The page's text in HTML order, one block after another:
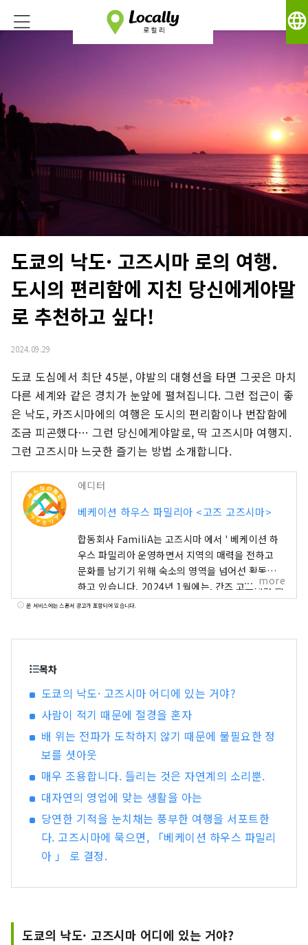
language
도쿄의 낙도· 고즈시마 로의 여행.
도시의 편리함에 지친 당신에게야말
로 추천하고 싶다!
2024.09.29
도쿄 도심에서 최단 45분, 야발의 대형선을 타면 그곳은 마치
다른 세계와 같은 경치가 눈앞에 펼쳐집니다. 그런 접근이 좋
은 낙도, 카즈시마에의 여행은 도시의 편리함이나 번잡함에
조금 피곤했다… 그런 당신에게야말로, 딱 고즈시마 여행지.
그런 고즈시마 느긋한 즐기는 방법 소개합니다.
에디터
베케이션 하우스 파밀리아 <고즈 고즈시마>
합동회사 FamiliA는 고즈시마 에서 ' 베케이션 하
우스 파밀리아 운영하면서 지역의 매력을 전하고
문화를 남기기 위해 숙소의 영역을 넘어선 활동을
하고 있습니다. 2024년 1월에는, 간즈 고즈시마 의
관광 앱【마루 고즈시마! 여행 마에에서 섬을 잘 알
목표로 하고 있습니다.
more
본 서비스에는 스폰서 광고가 포함되어 있습니다.
목차
도쿄의 낙도· 고즈시마 어디에 있는 거야?
사람이 적기 때문에 절경을 혼자
배 위는 전파가 도착하지 않기 때문에 불필요한 정
보를 셧아웃
매우 조용합니다. 들리는 것은 자연계의 소리뿐.
대자연의 영업에 맞는 생활을 아는
당연한 기적을 눈치채는 풍부한 여행을 서포트한
다. 고즈시마에 묵으면, 「베케이션 하우스 파밀리
아 」 로 결정.
도쿄의 낙도· 고즈시마 어디에 있는 거야?